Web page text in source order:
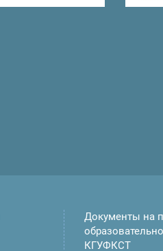
Документы на
КГУФКСТ